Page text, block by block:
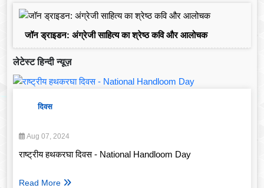
जॉन ड्राइडन: अंग्रेजी साहित्य का श्रेष्ठ कवि और आलोचक
लेटेस्ट हिन्दी न्यूज़
दिवस
Aug 07, 2024
राष्ट्रीय हथकरघा दिवस - National Handloom Day
Read More